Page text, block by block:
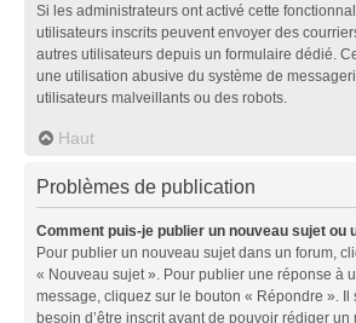
Si les administrateurs ont activé cette
utilisateurs inscrits peuvent envoyer des
autres utilisateurs depuis un formulaire dédié.
une utilisation abusive du système de
utilisateurs malveillants ou des robots.
Haut
Problèmes de publication
Comment puis-je publier un nouveau sujet ou
Pour publier un nouveau sujet dans un forum,
« Nouveau sujet ». Pour publier une réponse à
message, cliquez sur le bouton « Répondre ». Il
besoin d’être inscrit avant de pouvoir rédiger un